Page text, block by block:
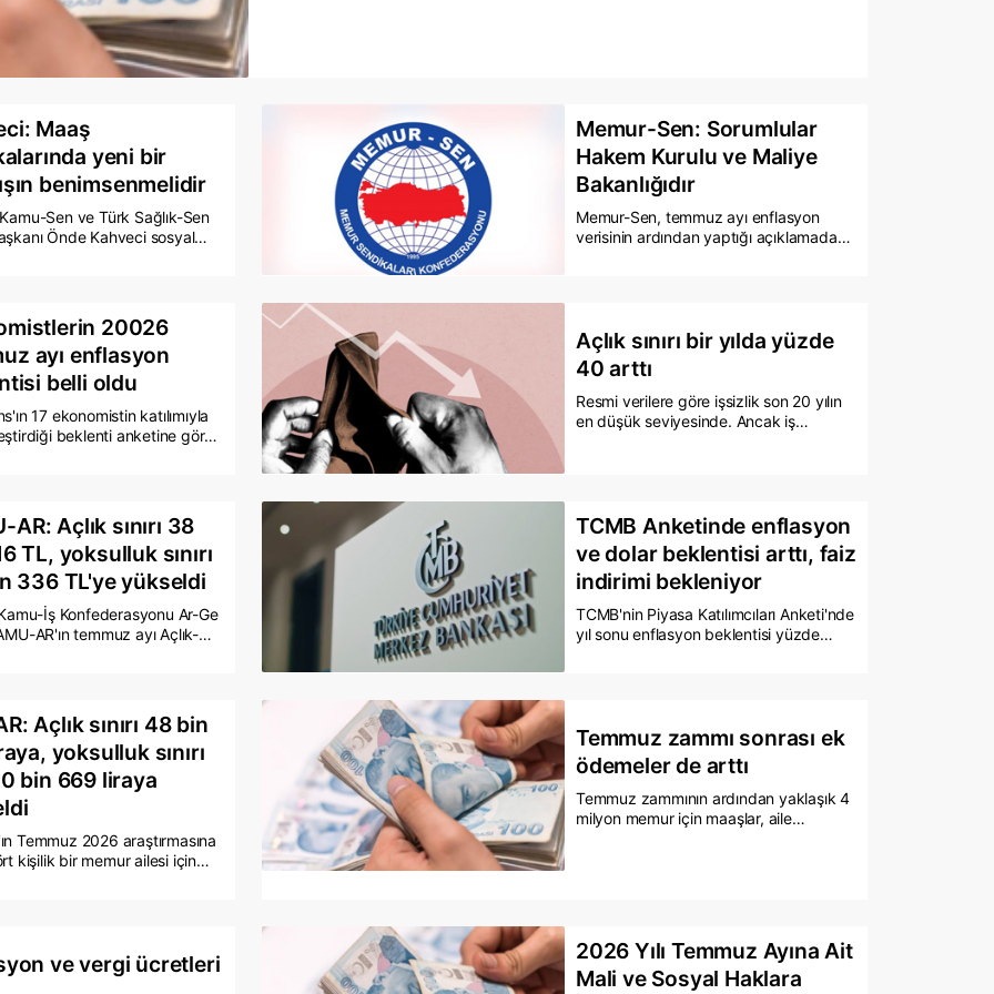
Maaş
yeni bir
benimsenmelidir
Sen ve Türk Sağlık-Sen
Önde Kahveci sosyal
karşısında hızla etkisini
dedi.
Memur-Sen: Sorumlular
Hakem Kurulu ve Maliye
Bakanlığıdır
Memur-Sen, temmuz ayı enflasyon
verisinin ardından yaptığı açıklamada
gücünün düşmeye devam edeceğini
öne sürdü. Sendika, kamuda ücret
dengesizliğinin sorumlusu olarak
Hakem Kurulu ve Maliye Bakanlığı
yöneticilerini gösterdi.
20026
ayı enflasyon
belli oldu
17 ekonomistin katılımıyla
beklenti anketine göre,
doğrultusunda, haziran
32,11 olarak gerçekleşen
yüzde 31,80
gerilemesi bekleniyor.
Açlık sınırı bir yılda yüzde
40 arttı
Resmi verilere göre işsizlik son 20 yılın
en düşük seviyesinde. Ancak iş
AR: Açlık sınırı 38
TL, yoksulluk sınırı
336 TL'ye yükseldi
İş Konfederasyonu Ar-Ge
AR'ın temmuz ayı Açlık-
TCMB Anketinde enflasyon
ve dolar beklentisi arttı, faiz
indirimi bekleniyor
TCMB'nin Piyasa Katılımcıları Anketi'nde
yıl sonu enflasyon beklentisi yüzde
sonraki PPK toplantısının yapılacağı
eylül ayında ise faiz indirimi yapılması
bekleniyor.
Açlık sınırı 48 bin
yoksulluk sınırı
bin 669 liraya
Temmuz 2026 araştırmasına
kişilik bir memur ailesi için
günlük maliyeti 1.627 lirayı
28 bin 75 liralık asgari
Temmuz zammı sonrası ek
ödemeler de arttı
Temmuz zammının ardından yaklaşık 4
milyon memur için maaşlar, aile
ikramiyelerde de dikkat çeken artışlar
gerçekleşti.
ve vergi ücretleri
2026 Yılı Temmuz Ayına Ait
Mali ve Sosyal Haklara